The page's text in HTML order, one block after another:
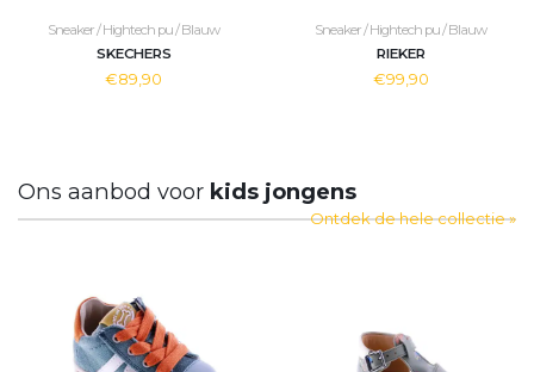
Sneaker / Hightech pu / Blauw
SKECHERS
€89,90
Sneaker / Hightech pu / Blauw
RIEKER
€99,90
Ons aanbod voor kids jongens
Ontdek de hele collectie »